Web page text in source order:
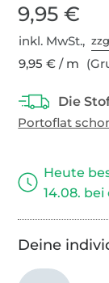
9,95 €
inkl. MwSt.,
9,95 € / m
Heute
14.08. bei
Deine